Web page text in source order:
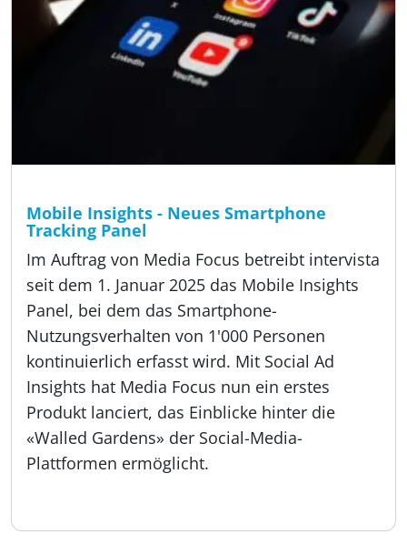
Mobile Insights - Neues Smartphone
Tracking Panel
Im Auftrag von Media Focus betreibt intervista
seit dem 1. Januar 2025 das Mobile Insights
Panel, bei dem das Smartphone-
Nutzungsverhalten von 1'000 Personen
kontinuierlich erfasst wird. Mit Social Ad
Insights hat Media Focus nun ein erstes
Produkt lanciert, das Einblicke hinter die
«Walled Gardens» der Social-Media-
Plattformen ermöglicht.